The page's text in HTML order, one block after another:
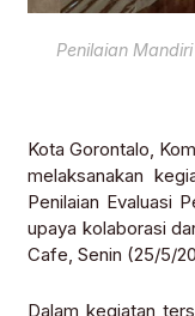
Penilaian
Kota Gorontalo,
melaksanakan
Penilaian Evaluasi
upaya kolaborasi
Cafe, Senin (25/5/
Dalam kegiatan